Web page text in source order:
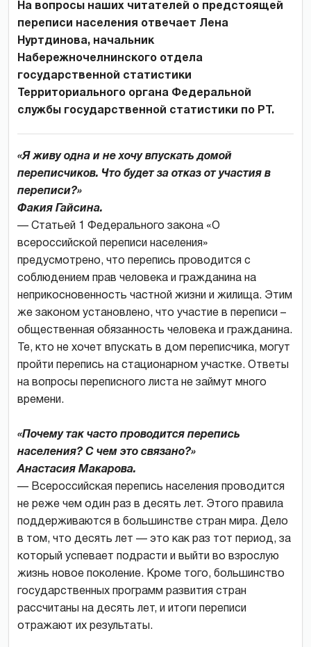
На вопросы наших читателей о предстоящей
переписи населения отвечает Лена
Нуртдинова, начальник
Набережночелнинского отдела
государственной статистики
Территориального органа Федеральной
службы государственной статистики по РТ.
«Я живу одна и не хочу впускать домой
переписчиков. Что будет за отказ от участия в
переписи?»
Факия Гайсина.
— Статьей 1 Федерального закона «О
всероссийской переписи населения»
предусмотрено, что перепись проводится с
соблюдением прав человека и гражданина на
неприкосновенность частной жизни и жилища. Этим
же законом установлено, что участие в переписи –
общественная обязанность человека и гражданина.
Те, кто не хочет впускать в дом переписчика, могут
пройти перепись на стационарном участке. Ответы
на вопросы переписного листа не займут много
времени.
«Почему так часто проводится перепись
населения? С чем это связано?»
Анастасия Макарова.
— Всероссийская перепись населения проводится
не реже чем один раз в десять лет. Этого правила
поддерживаются в большинстве стран мира. Дело
в том, что десять лет — это как раз тот период, за
который успевает подрасти и выйти во взрослую
жизнь новое поколение. Кроме того, большинство
государственных программ развития стран
рассчитаны на десять лет, и итоги переписи
отражают их результаты.